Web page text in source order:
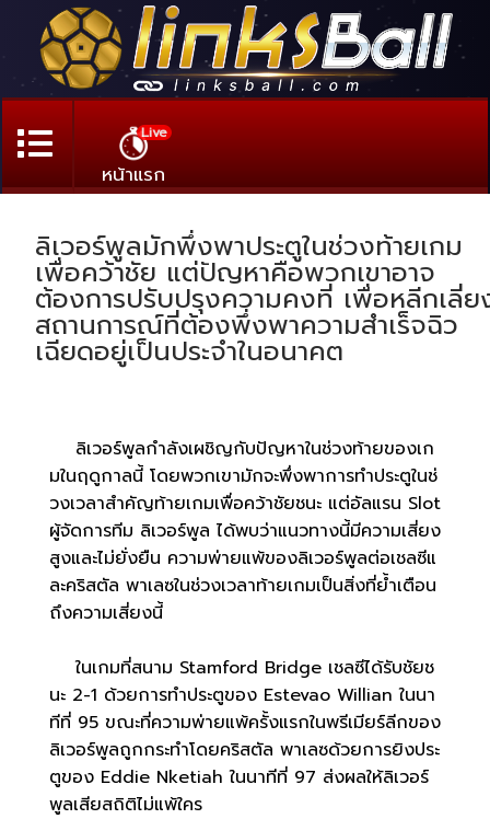
Live
หน้าแรก
ลิเวอร์พูลมักพึ่งพาประตูในช่วงท้ายเกม
เพื่อคว้าชัย แต่ปัญหาคือพวกเขาอาจ
ต้องการปรับปรุงความคงที่ เพื่อหลีกเลี่ย
สถานการณ์ที่ต้องพึ่งพาความสำเร็จฉิว
เฉียดอยู่เป็นประจำในอนาคต
ลิเวอร์พูลกำลังเผชิญกับปัญหาในช่วงท้ายของเก
มในฤดูกาลนี้ โดยพวกเขามักจะพึ่งพาการทำประตูในช่
วงเวลาสำคัญท้ายเกมเพื่อคว้าชัยชนะ แต่อัลแรน Slot
ผู้จัดการทีม ลิเวอร์พูล ได้พบว่าแนวทางนี้มีความเสี่ยง
สูงและไม่ยั่งยืน ความพ่ายแพ้ของลิเวอร์พูลต่อเชลซีแ
ละคริสตัล พาเลซในช่วงเวลาท้ายเกมเป็นสิ่งที่ย้ำเตือน
ถึงความเสี่ยงนี้
ในเกมที่สนาม Stamford Bridge เชลซีได้รับชัยช
นะ 2-1 ด้วยการทำประตูของ Estevao Willian ในนา
ทีที่ 95 ขณะที่ความพ่ายแพ้ครั้งแรกในพรีเมียร์ลีกของ
ลิเวอร์พูลถูกกระทำโดยคริสตัล พาเลซด้วยการยิงประ
ตูของ Eddie Nketiah ในนาทีที่ 97 ส่งผลให้ลิเวอร์
พูลเสียสถิติไม่แพ้ใคร